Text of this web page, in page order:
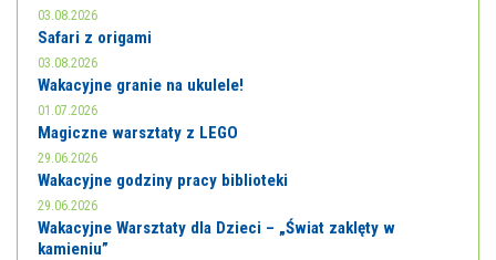
03.08.2026
Safari z origami
03.08.2026
Wakacyjne granie na ukulele!
01.07.2026
Magiczne warsztaty z LEGO
29.06.2026
Wakacyjne godziny pracy biblioteki
29.06.2026
Wakacyjne Warsztaty dla Dzieci – „Świat zaklęty w
kamieniu”